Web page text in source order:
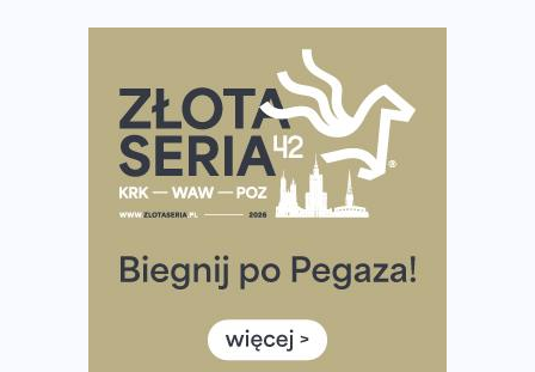
Rozbiegany Olsztyn szykuje się na weekend z
półmaratonem
Już w tę sobotę 35. Bieg Powstania Warszawskiego.
Wystartuje rekordowa liczba uczestników
35. Bieg Powstania Warszawskiego – praktyczny
Ile razy w tygodniu biegać? 3 treningi wystarczą? Jak
często biegać, żeby robić postępy
Już w ten weekend! Przed nami Nocny Portowy Maraton